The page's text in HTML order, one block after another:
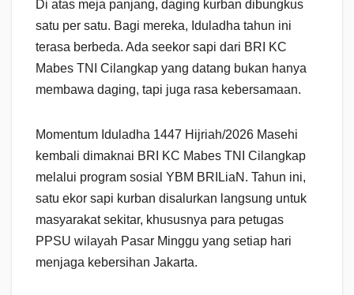
Di atas meja panjang, daging kurban dibungkus
satu per satu. Bagi mereka, Iduladha tahun ini
terasa berbeda. Ada seekor sapi dari BRI KC
Mabes TNI Cilangkap yang datang bukan hanya
membawa daging, tapi juga rasa kebersamaan.
Momentum Iduladha 1447 Hijriah/2026 Masehi
kembali dimaknai BRI KC Mabes TNI Cilangkap
melalui program sosial YBM BRILiaN. Tahun ini,
satu ekor sapi kurban disalurkan langsung untuk
masyarakat sekitar, khususnya para petugas
PPSU wilayah Pasar Minggu yang setiap hari
menjaga kebersihan Jakarta.